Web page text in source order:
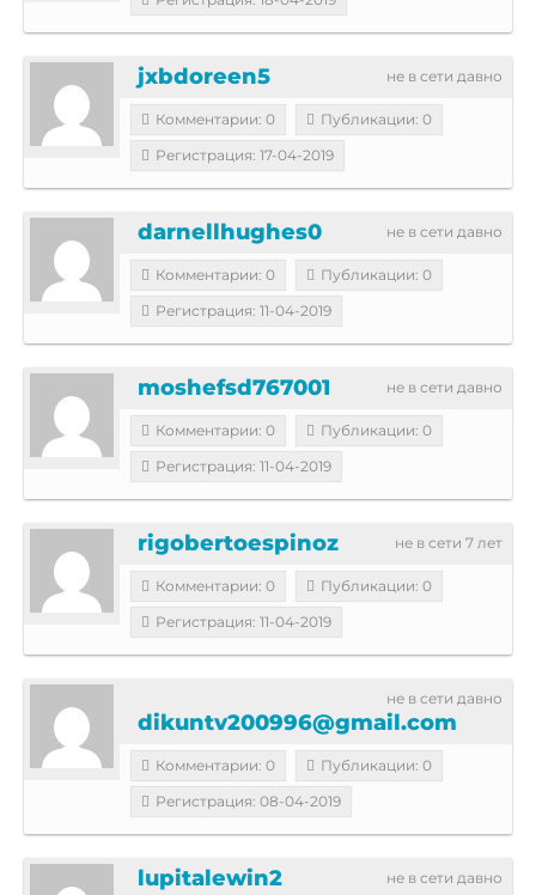
не в сети давно
jxbdoreen5
Комментарии: 0
Публикации: 0
Регистрация: 17-04-2019
не в сети давно
darnellhughes0
Комментарии: 0
Публикации: 0
Регистрация: 11-04-2019
не в сети давно
moshefsd767001
Комментарии: 0
Публикации: 0
Регистрация: 11-04-2019
не в сети 7 лет
rigobertoespinoz
Комментарии: 0
Публикации: 0
Регистрация: 11-04-2019
не в сети давно
dikuntv200996@gmail.com
Комментарии: 0
Публикации: 0
Регистрация: 08-04-2019
не в сети давно
lupitalewin2